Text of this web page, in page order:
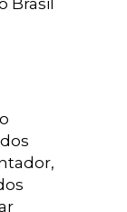
Brasil